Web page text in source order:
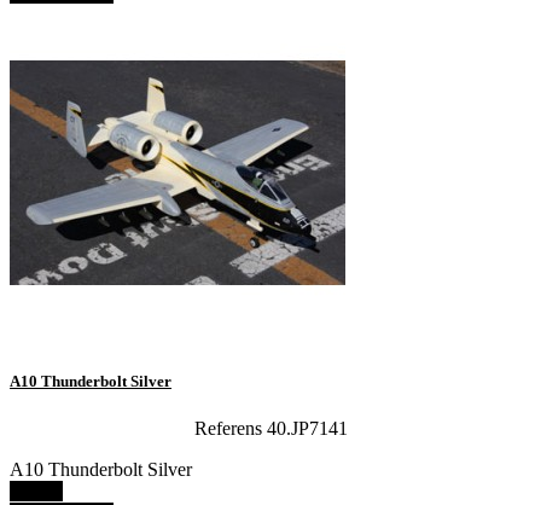
A10 Thunderbolt Silver
Referens 40.JP7141
A10 Thunderbolt Silver